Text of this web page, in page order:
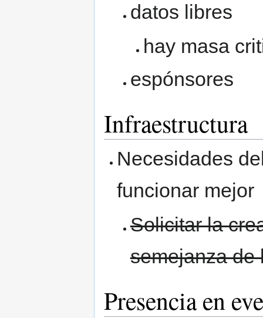
datos libres
hay masa
espónsores
Infraestructura
Necesidades
funcionar mejor
Solicitar la
semejanza de
Presencia en